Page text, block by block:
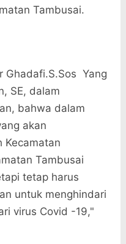
Tambusai.
Ghadafi.S.Sos Yang
SE, dalam
bahwa dalam
akan
Kecamatan
Tambusai
tetap harus
untuk menghindari
virus Covid -19,"